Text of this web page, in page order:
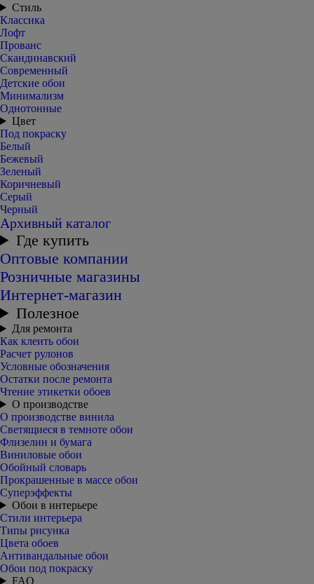
Стиль
Классика
Лофт
Прованс
Скандинавский
Современный
Детские обои
Минимализм
Однотонные
Цвет
Под покраску
Белый
Бежевый
Зеленый
Коричневый
Серый
Черный
Архивный каталог
Где купить
Оптовые компании
Розничные магазины
Интернет-магазин
Полезное
Для ремонта
Как клеить обои
Расчет рулонов
Условные обозначения
Остатки после ремонта
Чтение этикетки обоев
О производстве
О производстве винила
Светящиеся в темноте обои
Флизелин и бумага
Виниловые обои
Обойный словарь
Прокрашенные в массе обои
Суперэффекты
Обои в интерьере
Стили интерьера
Типы рисунка
Цвета обоев
Антивандальные обои
Обои под покраску
FAQ